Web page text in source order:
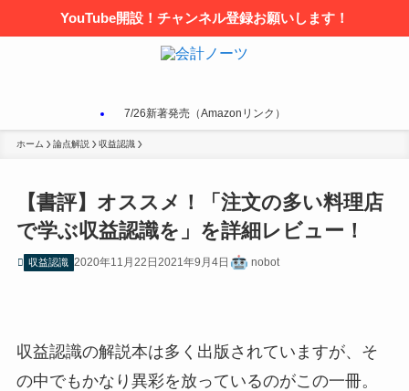
YouTube開設！チャンネル登録お願いします！
7/26新著発売（Amazonリンク）
ホーム 論点解説 収益認識
【書評】オススメ！「注文の多い料理店
で学ぶ収益認識を」を詳細レビュー！
収益認識 2020年11月22日 2021年9月4日 nobot
収益認識の解説本は多く出版されていますが、そ
の中でもかなり異彩を放っているのがこの一冊。